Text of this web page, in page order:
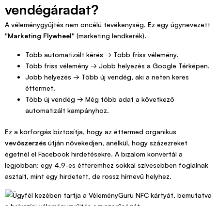
vendégáradat?
A véleménygyűjtés nem öncélú tevékenység. Ez egy úgynevezett
"Marketing Flywheel" (marketing lendkerék).
Több automatizált kérés → Több friss vélemény.
Több friss vélemény → Jobb helyezés a Google Térképen.
Jobb helyezés → Több új vendég, aki a neten keres
éttermet.
Több új vendég → Még több adat a következő
automatizált kampányhoz.
Ez a körforgás biztosítja, hogy az éttermed organikus
vevőszerzés útján növekedjen, anélkül, hogy százezreket
égetnél el Facebook hirdetésekre. A bizalom konvertál a
legjobban: egy 4.9-es étteremhez sokkal szívesebben foglalnak
asztalt, mint egy hirdetett, de rossz hírnevű helyhez.